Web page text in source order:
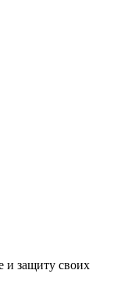
и защиту своих